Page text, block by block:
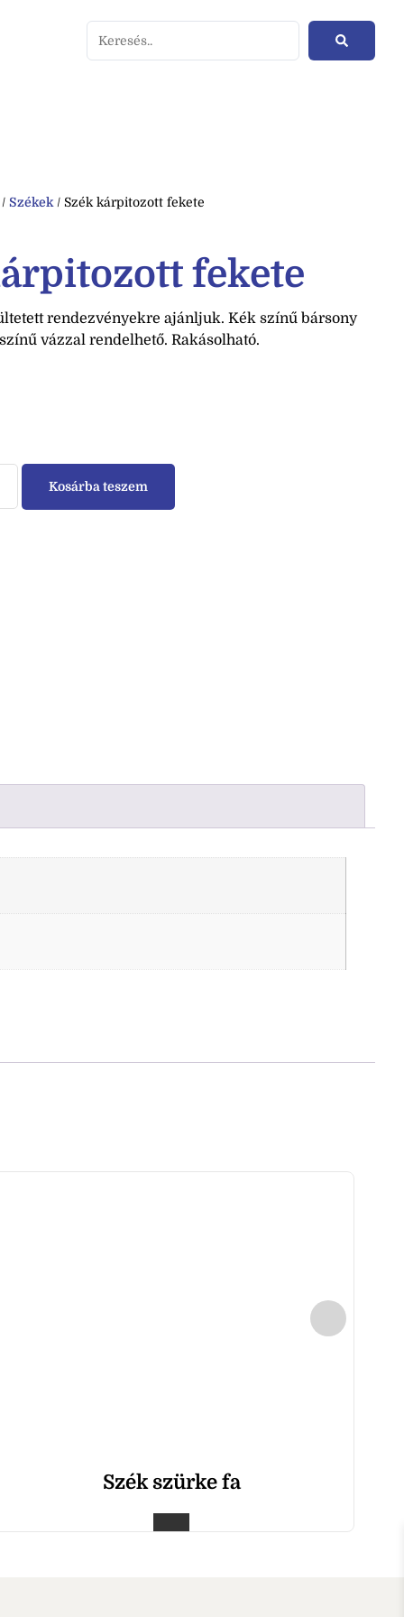
Székek / Szék kárpitozott fekete
fekete
rendezvényekre ajánljuk. Kék színű bársony
vázzal rendelhető. Rakásolható.
Kosárba teszem
Szék szürke fa